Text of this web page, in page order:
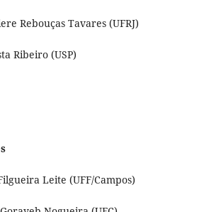
Rebouças Tavares (UFRJ)
Ribeiro (USP)
Leite (UFF/Campos)